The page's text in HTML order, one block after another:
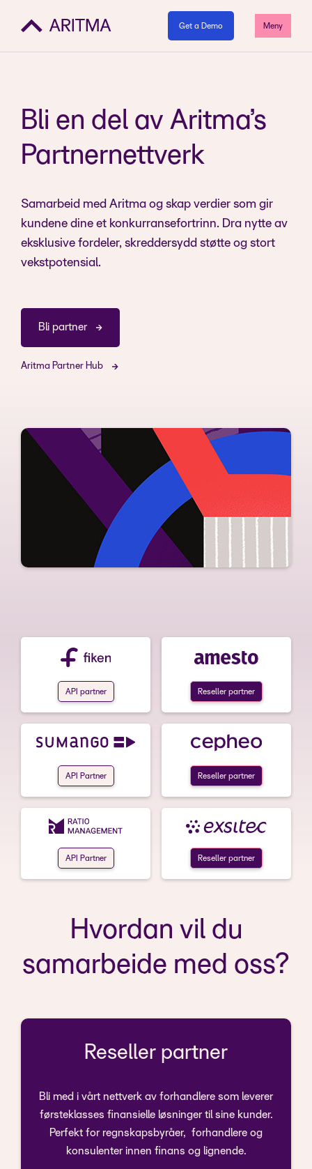
Get a Demo Meny
Bli en del av Aritma’s
Partnernettverk
Samarbeid med Aritma og skap verdier som gir
kundene dine et konkurransefortrinn. Dra nytte av
eksklusive fordeler, skreddersydd støtte og stort
vekstpotensial.
Bli partner
Aritma Partner Hub
API partner Reseller partner
API Partner Reseller partner
API Partner Reseller partner
Hvordan vil du
samarbeide med oss?
Reseller partner
Bli med i vårt nettverk av forhandlere som leverer
førsteklasses finansielle løsninger til sine kunder.
Perfekt for regnskapsbyråer, forhandlere og
konsulenter innen finans og lignende.